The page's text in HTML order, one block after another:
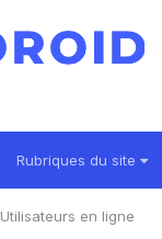
Rubriques du site
Utilisateurs en ligne